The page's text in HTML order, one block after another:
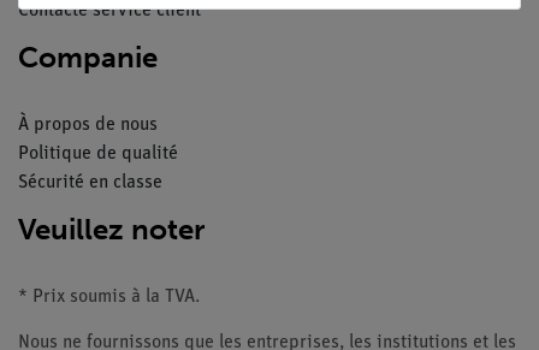
Contacte service client
Companie
À propos de nous
Politique de qualité
Sécurité en classe
Veuillez noter
* Prix soumis à la TVA.
Nous ne fournissons que les entreprises, les institutions et les